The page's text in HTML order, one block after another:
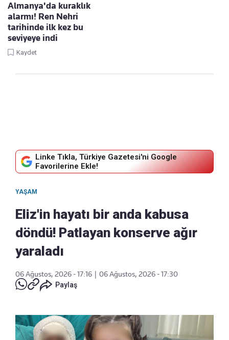
Almanya'da kuraklık
alarmı! Ren Nehri
tarihinde ilk kez bu
seviyeye indi
Kaydet
Linke Tıkla, Türkiye Gazetesi'ni Google
Favorilerine Ekle!
YAŞAM
Eliz'in hayatı bir anda kabusa
döndü! Patlayan konserve ağır
yaraladı
06 Ağustos, 2026 - 17:16
06 Ağustos, 2026 - 17:30
Paylaş